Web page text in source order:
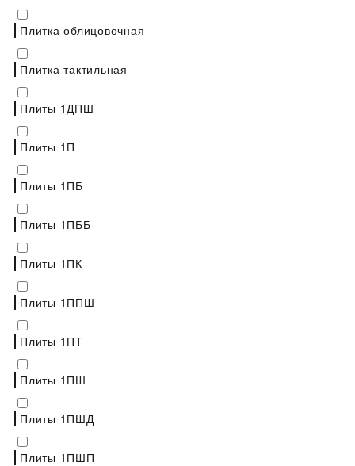
Плитка облицовочная
Плитка тактильная
Плиты 1ДПШ
Плиты 1П
Плиты 1ПБ
Плиты 1ПББ
Плиты 1ПК
Плиты 1ППШ
Плиты 1ПТ
Плиты 1ПШ
Плиты 1ПШД
Плиты 1ПШП